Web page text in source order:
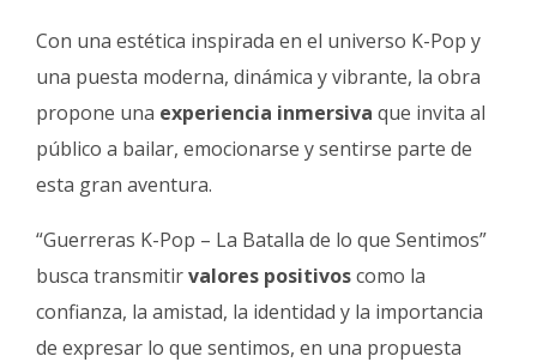
Con una estética inspirada en el universo K-Pop y
una puesta moderna, dinámica y vibrante, la obra
propone una experiencia inmersiva que invita al
público a bailar, emocionarse y sentirse parte de
esta gran aventura.
“Guerreras K-Pop – La Batalla de lo que Sentimos”
busca transmitirvalores positivoscomo la
confianza, la amistad, la identidad y la importancia
de expresar lo que sentimos, en una propuesta